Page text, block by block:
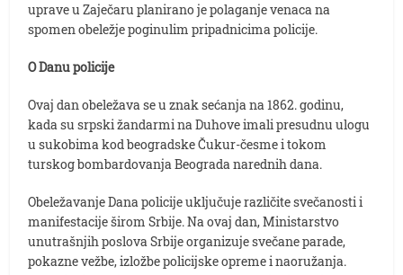
uprave u Zaječaru planirano je polaganje venaca na
spomen obeležje poginulim pripadnicima policije.
O Danu policije
Ovaj dan obeležava se u znak sećanja na 1862. godinu,
kada su srpski žandarmi na Duhove imali presudnu ulogu
u sukobima kod beogradske Čukur-česme i tokom
turskog bombardovanja Beograda narednih dana.
Obeležavanje Dana policije uključuje različite svečanosti i
manifestacije širom Srbije. Na ovaj dan, Ministarstvo
unutrašnjih poslova Srbije organizuje svečane parade,
pokazne vežbe, izložbe policijske opreme i naoružanja.